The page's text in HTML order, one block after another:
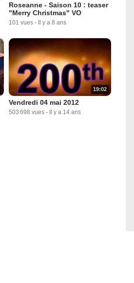
Roseanne - Saison 10 : teaser
"Merry Christmas" VO
101 vues - Il y a 8 ans
19:02
Vendredi 04 mai 2012
503 698 vues - Il y a 14 ans